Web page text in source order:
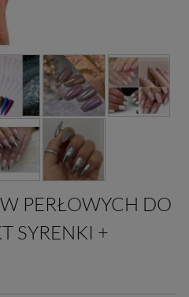
PERŁOWYCH DO
SYRENKI +